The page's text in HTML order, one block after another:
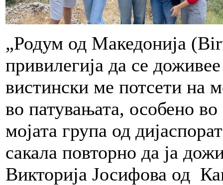
„Родум од Македонија
привилегија да се
вистински ме потсети на
во патувањата, особено
мојата група од
сакала повторно да ја
Викторија Јосифова од